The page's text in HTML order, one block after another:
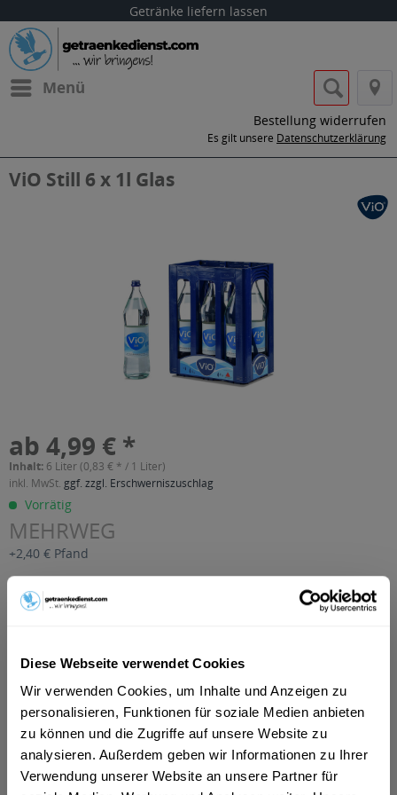
Diese Webseite verwendet Cookies
Wir verwenden Cookies, um Inhalte und Anzeigen zu
personalisieren, Funktionen für soziale Medien anbieten
zu können und die Zugriffe auf unsere Website zu
analysieren. Außerdem geben wir Informationen zu Ihrer
Verwendung unserer Website an unsere Partner für
Getränke liefern lassen
Menü
Bestellung widerrufen
Es gilt unsere Datenschutzerklärung
ViO Still 6 x 1l Glas
ab 4,99 € *
Inhalt: 6 Liter (0,83 € * / 1 Liter)
inkl. MwSt. ggf. zzgl. Erschwerniszuschlag
Vorrätig
MEHRWEG
+2,40 € Pfand
In denWarenkorb
Verfügbar in:
Beschreibung
mehr
"ViO Still 6 x 1l Glas"
Material:
Glas - Mehrweg